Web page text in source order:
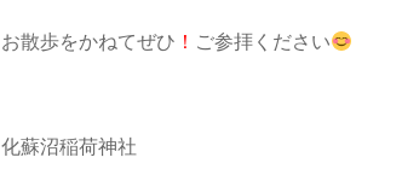
お散歩をかねてぜひ ！ ご参拝ください
化蘇沼稲荷神社